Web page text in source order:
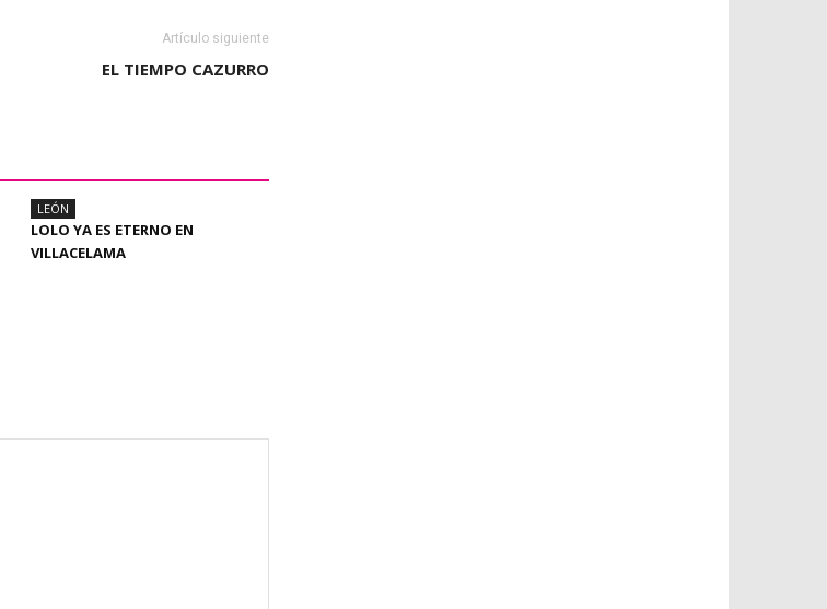
Artículo siguiente
EL TIEMPO CAZURRO
LEÓN
LOLO YA ES ETERNO EN
VILLACELAMA